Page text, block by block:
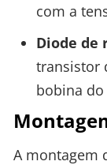
com a
Diode de
transistor
bobina do
A montagem